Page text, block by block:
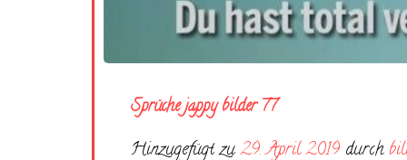
Sprüche jappy bilder 77
Hinzugefügt zu29. April 2019 durch